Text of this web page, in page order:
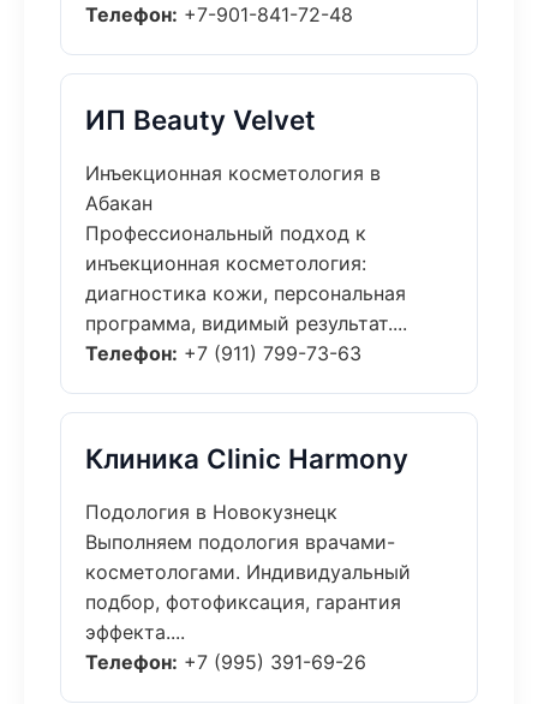
Телефон: +7-901-841-72-48
ИП Beauty Velvet
Инъекционная косметология в
Абакан
Профессиональный подход к
инъекционная косметология:
диагностика кожи, персональная
программа, видимый результат....
Телефон: +7 (911) 799-73-63
Клиника Clinic Harmony
Подология в Новокузнецк
Выполняем подология врачами-
косметологами. Индивидуальный
подбор, фотофиксация, гарантия
эффекта....
Телефон: +7 (995) 391-69-26